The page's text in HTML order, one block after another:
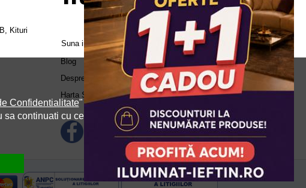
Kituri
Suna in call center:
0371.504.543
Blog
Despre Noi
Harta Site
Confidentialitate" si
continuati cu cele